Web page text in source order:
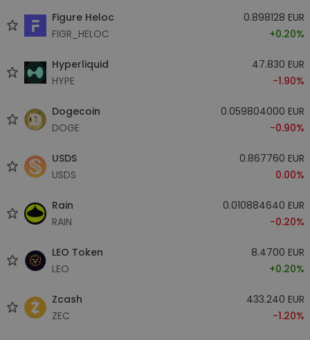
Figure Heloc
FIGR_HELOC
0.898128 EUR
+0.20%
Hyperliquid
HYPE
47.830 EUR
-1.90%
Dogecoin
DOGE
0.059804000 EUR
-0.90%
USDS
USDS
0.867760 EUR
0.00%
Rain
RAIN
0.010884640 EUR
-0.20%
LEO Token
LEO
8.4700 EUR
+0.20%
Zcash
ZEC
433.240 EUR
-1.20%